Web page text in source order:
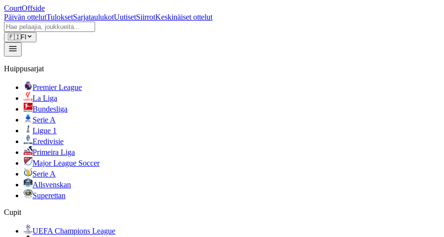
CourtOffside
Päivän ottelutTuloksetSarjataulukotUutisetSiirrotKeskinäiset ottelut
🇫🇮FI
Huippusarjat
Premier League
La Liga
Bundesliga
Serie A
Ligue 1
Eredivisie
Primeira Liga
Major League Soccer
Serie A
Allsvenskan
Superettan
Cupit
UEFA Champions League